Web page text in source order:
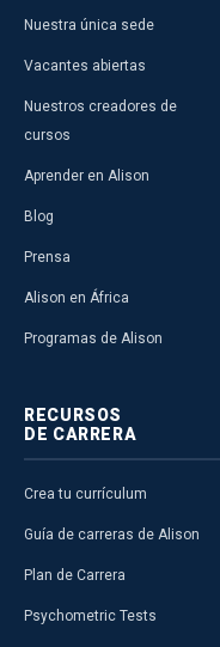
Nuestra única sede
Vacantes abiertas
Nuestros creadores de
cursos
Aprender en Alison
Blog
Prensa
Alison en África
Programas de Alison
RECURSOS
DE CARRERA
Crea tu currículum
Guía de carreras de Alison
Plan de Carrera
Psychometric Tests